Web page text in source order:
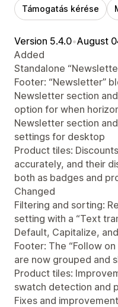
Támogatás kérése
Version 5.4.0•August
Added
Standalone
Footer: “Newsletter”
Newsletter section
option for when
Newsletter section
settings for desktop
Product tiles:
accurately, and their
both as badges and
Changed
Filtering and sorting:
setting with a “Text
Default, Capitalize,
Footer: The “Follow
are now grouped and
Product tiles:
swatch detection and
Fixes and